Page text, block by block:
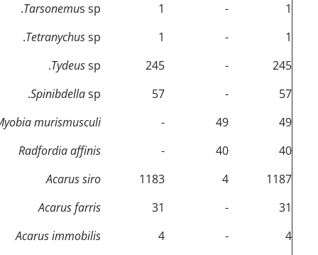
1
-
1
Tarsonemus sp.
1
-
1
Tetranychussp.
245
-
245
Tydeussp.
57
-
57
Spinibdellasp.
49
49
-
murismusculi
40
40
-
Radfordia affinis
1187
4
1183
Acarus siro
31
-
31
Acarus farris
4
-
4
Acarus immobilis